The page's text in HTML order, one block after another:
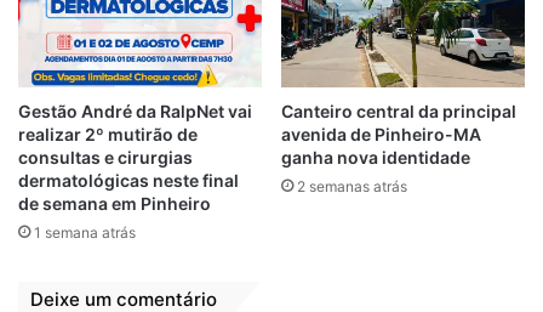
99% foram para a saúde”, disse a
assessoria. “Ela não recebeu para vota. Não
houve acordo. O governo é obrigado a
executar as emendas impositivas”,
acrescentou. Reportagens publicadas
informam que Flordelis foi uma das
parlamentares contempladas com mais de
destinados pelo governo durante a
Gestão André da RalpNet vai
realizar 2º mutirão de
consultas e cirurgias
dermatológicas neste final
de semana em Pinheiro
1 semana atrás
Canteiro central da principal
avenida de Pinheiro-MA
ganha nova identidade
2 semanas atrás
Deixe um comentário